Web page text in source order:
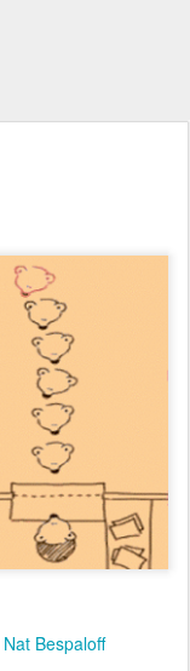
Nat Bespaloff